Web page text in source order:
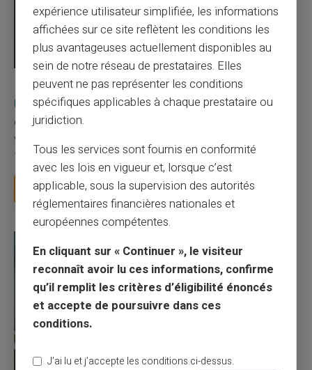
03/08/2026 Veritas Carte prépayée
Une carte bancaire gratuite sans compte, ça
existe ?
Vous avez tapé cette recherche parce que votre banque vous
facture 50 € par an pour une carte que vo...
Lire la suite
expérience utilisateur simplifiée, les informations
affichées sur ce site reflètent les conditions les
plus avantageuses actuellement disponibles au
sein de notre réseau de prestataires. Elles
peuvent ne pas représenter les conditions
spécifiques applicables à chaque prestataire ou
juridiction.
Tous les services sont fournis en conformité
avec les lois en vigueur et, lorsque c’est
applicable, sous la supervision des autorités
réglementaires financières nationales et
européennes compétentes.
En cliquant sur « Continuer », le visiteur
reconnaît avoir lu ces informations, confirme
qu’il remplit les critères d’éligibilité énoncés
et accepte de poursuivre dans ces
conditions.
J’ai lu et j’accepte les conditions ci-dessus.